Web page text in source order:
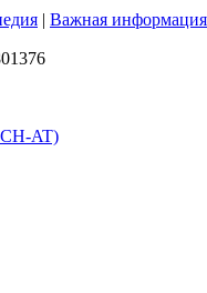
| Важная информация